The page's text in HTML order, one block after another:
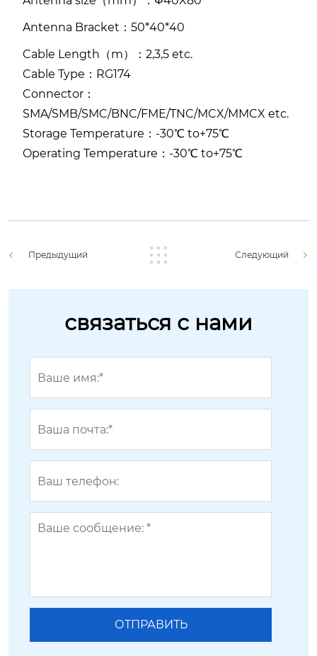
Antenna Bracket：50*40*40
Cable Length（m）：2,3,5 etc.
Cable Type：RG174
Connector：
SMA/SMB/SMC/BNC/FME/TNC/MCX/MMCX etc.
Storage Temperature：-30℃ to+75℃
Operating Temperature：-30℃ to+75℃
Предыдущий Следующий
связаться с нами